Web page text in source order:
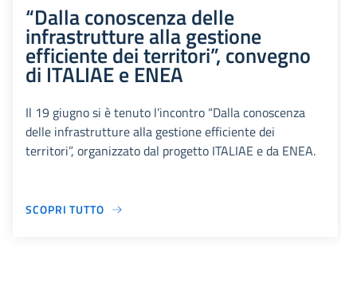
“Dalla conoscenza delle
infrastrutture alla gestione
efficiente dei territori”, convegno
di ITALIAE e ENEA
Il 19 giugno si è tenuto l’incontro “Dalla conoscenza
delle infrastrutture alla gestione efficiente dei
territori”, organizzato dal progetto ITALIAE e da ENEA.
SCOPRI TUTTO